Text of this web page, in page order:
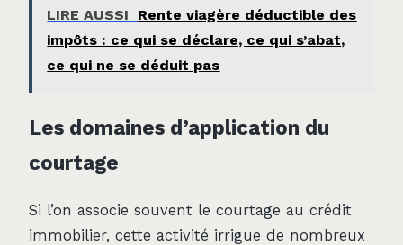
LIRE AUSSI
Rente viagère déductible des
impôts : ce qui se déclare, ce qui s’abat,
ce qui ne se déduit pas
Les domaines d’application du
courtage
Si l’on associe souvent le courtage au crédit
immobilier, cette activité irrigue de nombreux